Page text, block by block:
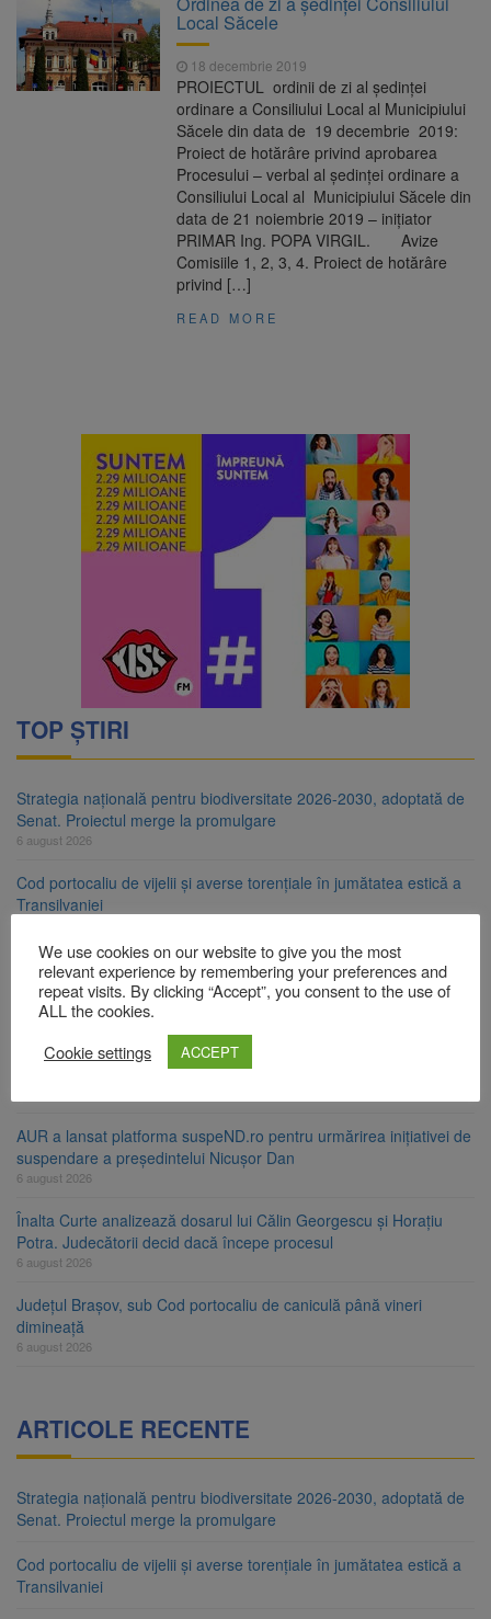
Ormeniș
6 august 2026
AUR a lansat platforma
suspeND.ro pentru urmărirea inițiativei de
suspendare a președintelui Nicușor Dan
6 august 2026
Înalta Curte analizează
dosarul lui Călin Georgescu și Horațiu Potra.
Judecătorii decid dacă începe procesul
Strategia națională pentru
biodiversitate 2026-2030, adoptată de Senat.
Proiectul merge la promulgare
Local Săcele
18 decembrie 2019
PROIECTUL ordinii de zi al ședinței
ordinare a Consiliului Local al Municipiului
Săcele din data de 19 decembrie 2019:
Proiect de hotărâre privind aprobarea
Procesului – verbal al şedinţei ordinare a
Consiliului Local al Municipiului Săcele din
data de 21 noiembrie 2019 – iniţiator
PRIMAR Ing. POPA VIRGIL. Avize
Comisiile 1, 2, 3, 4. Proiect de hotărâre
privind […]
READ MORE
TOP ȘTIRI
Strategia națională pentru biodiversitate 2026-2030, adoptată de
Senat. Proiectul merge la promulgare
6 august 2026
Cod portocaliu de vijelii și averse torențiale în jumătatea estică a
Transilvaniei
Bărbat din Victoria, reținut după ce și-ar fi agresat soția de două
ori în câteva zile
6 august 2026
Urmele atelajului i-au condus pe polițiști la cioate. Bărbat prins în
AUR a lansat platforma suspeND.ro pentru urmărirea inițiativei de
suspendare a președintelui Nicușor Dan
6 august 2026
Înalta Curte analizează dosarul lui Călin Georgescu și Horațiu
Potra. Judecătorii decid dacă începe procesul
6 august 2026
Județul Brașov, sub Cod portocaliu de caniculă până vineri
dimineață
6 august 2026
ARTICOLE RECENTE
Strategia națională pentru biodiversitate 2026-2030, adoptată de
Senat. Proiectul merge la promulgare
Cod portocaliu de vijelii și averse torențiale în jumătatea estică a
Transilvaniei
We use cookies on our website to give you the most
relevant experience by remembering your preferences and
repeat visits. By clicking “Accept”, you consent to the use of
ALL the cookies.
Cookie settings
ACCEPT